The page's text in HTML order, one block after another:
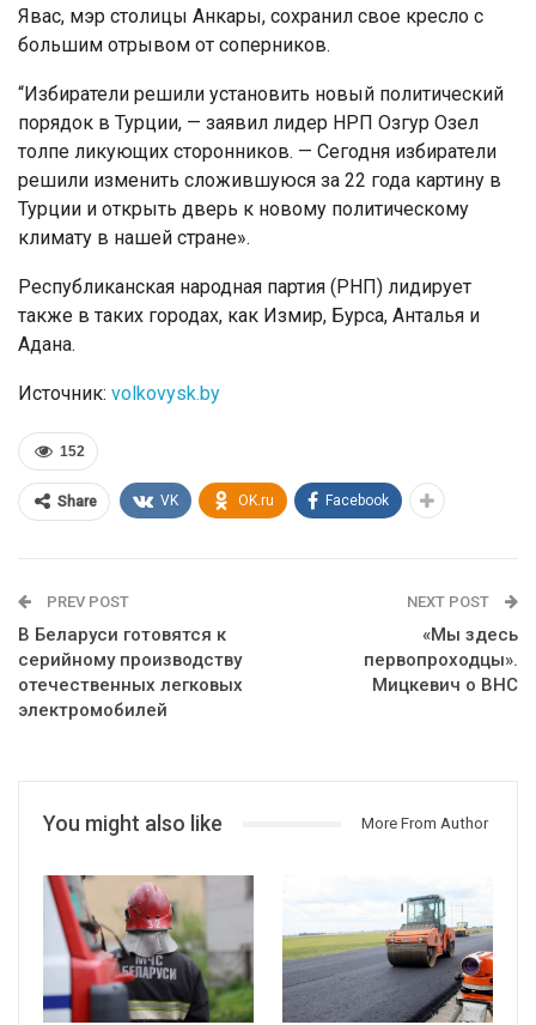
Явас, мэр столицы Анкары, сохранил свое кресло с
большим отрывом от соперников.
“Избиратели решили установить новый политический
порядок в Турции, — заявил лидер НРП Озгур Озел
толпе ликующих сторонников. — Сегодня избиратели
решили изменить сложившуюся за 22 года картину в
Турции и открыть дверь к новому политическому
климату в нашей стране».
Республиканская народная партия (РНП) лидирует
также в таких городах, как Измир, Бурса, Анталья и
Адана.
Источник: volkovysk.by
152
Share VK OK.ru Facebook
PREV POST
В Беларуси готовятся к
серийному производству
отечественных легковых
электромобилей
NEXT POST
«Мы здесь
первопроходцы».
Мицкевич о ВНС
You might also like More From Author